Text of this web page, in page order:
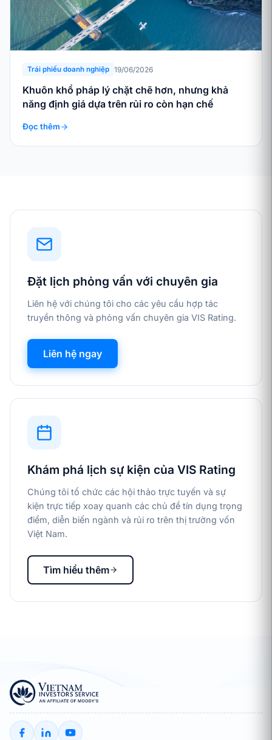
Trái phiếu doanh nghiệp 19/06/2026
Khuôn khổ pháp lý chặt chẽ hơn, nhưng khả
năng định giá dựa trên rủi ro còn hạn chế
Đọc thêm
Đặt lịch phỏng vấn với chuyên gia
Liên hệ với chúng tôi cho các yêu cầu hợp tác
truyền thông và phỏng vấn chuyên gia VIS Rating.
Liên hệ ngay
Khám phá lịch sự kiện của VIS Rating
Chúng tôi tổ chức các hội thảo trực tuyến và sự
kiện trực tiếp xoay quanh các chủ đề tín dụng trọng
điểm, diễn biến ngành và rủi ro trên thị trường vốn
Việt Nam.
Tìm hiểu thêm